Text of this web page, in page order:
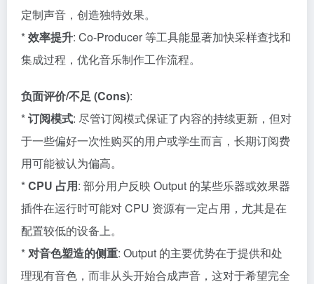
定制声音，创造独特效果。
*效率提升: Co-Producer 等工具能显著加快采样查找和
集成过程，优化音乐制作工作流程。
负面评价/不足 (Cons):
*订阅模式: 尽管订阅模式保证了内容的持续更新，但对
于一些偏好一次性购买的用户或学生而言，长期订阅费
用可能被认为偏高。
*CPU 占用: 部分用户反映 Output 的某些乐器或效果器
插件在运行时可能对 CPU 资源有一定占用，尤其是在
配置较低的设备上。
*对音色塑造的侧重: Output 的主要优势在于提供和处
理现有音色，而非从头开始合成声音，这对于希望完全